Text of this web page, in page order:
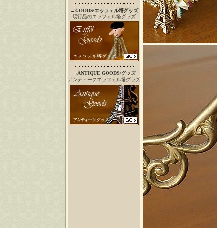
→GOODS/エッフェル塔グッズ
現行品のエッフェル塔グッズ
→ ANTIQUE GOODS/グッズ
アンティークエッフェル塔グッズ